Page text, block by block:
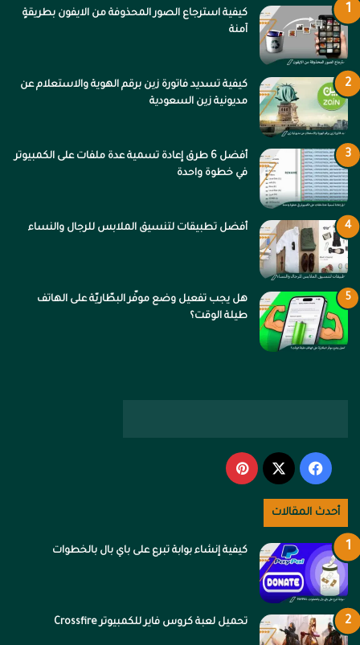
كيفية استرجاع الصور المحذوفة من الايفون بطريقةٍ
آمنة
كيفية تسديد فاتورة زين برقم الهوية والاستعلام عن
مديونية زين السعودية
أفضل 6 طرق إعادة تسمية عدة ملفات على الكمبيوتر
في خطوة واحدة
أفضل تطبيقات لتنسيق الملابس للرجال والنساء
هل يجب تفعيل وضع موفّر البطّاريّة على الهاتف
طيلة الوقت؟
فيسبوك بينتيريست
أحدث المقالات
كيفية إنشاء بوابة تبرع على باي بال بالخطوات
تحميل لعبة كروس فاير للكمبيوتر Crossfire